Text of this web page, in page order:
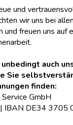
und
wir uns bei
und freuen uns auf
auch
Sie
finden:
GmbH
| IBAN DE34